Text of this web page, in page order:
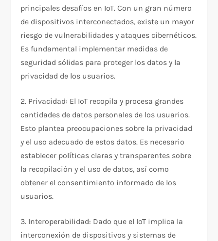
principales desafíos en IoT. Con un gran número
de dispositivos interconectados, existe un mayor
riesgo de vulnerabilidades y ataques cibernéticos.
Es fundamental implementar medidas de
seguridad sólidas para proteger los datos y la
privacidad de los usuarios.
2. Privacidad: El IoT recopila y procesa grandes
cantidades de datos personales de los usuarios.
Esto plantea preocupaciones sobre la privacidad
y el uso adecuado de estos datos. Es necesario
establecer políticas claras y transparentes sobre
la recopilación y el uso de datos, así como
obtener el consentimiento informado de los
usuarios.
3. Interoperabilidad: Dado que el IoT implica la
interconexión de dispositivos y sistemas de